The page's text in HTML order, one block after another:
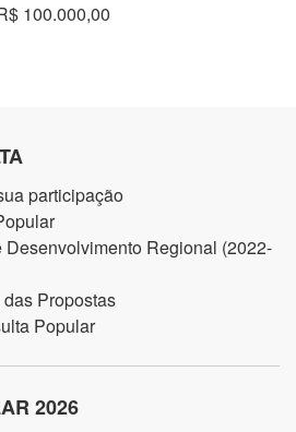
100.000,00
participação
Regional (2022-
Propostas
Popular
2026